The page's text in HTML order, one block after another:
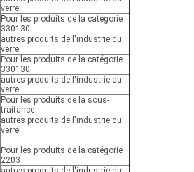
verre
Pour les produits de la catégorie
330130
autres produits de l'industrie du
verre
Pour les produits de la catégorie
330130
autres produits de l'industrie du
verre
Pour les produits de la sous-
traitance
autres produits de l'industrie du
verre
Pour les produits de la catégorie
2203